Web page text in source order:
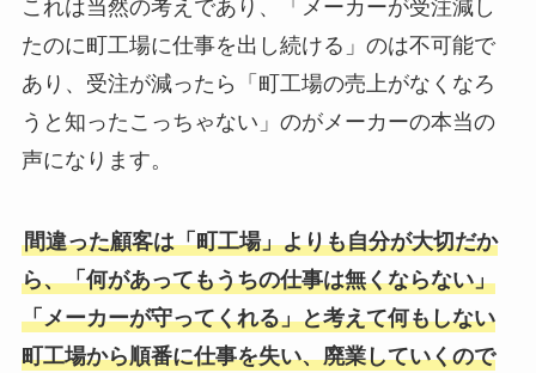
これは当然の考えであり、「メーカーが受注減し
たのに町工場に仕事を出し続ける」のは不可能で
あり、受注が減ったら「町工場の売上がなくなろ
うと知ったこっちゃない」のがメーカーの本当の
声になります。
間違った顧客は「町工場」よりも自分が大切だか
ら、「何があってもうちの仕事は無くならない」
「メーカーが守ってくれる」と考えて何もしない
町工場から順番に仕事を失い、廃業していくので